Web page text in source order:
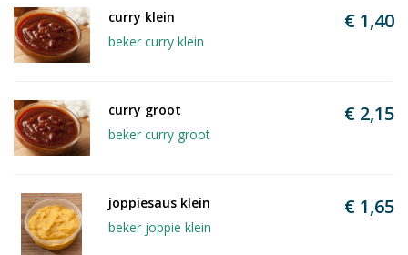
curry klein
beker curry klein
€ 1,40
curry groot
beker curry groot
€ 2,15
joppiesaus klein
beker joppie klein
€ 1,65